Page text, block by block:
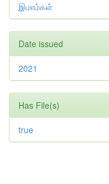
இமாம்கள்
Date issued
2021
Has File(s)
true